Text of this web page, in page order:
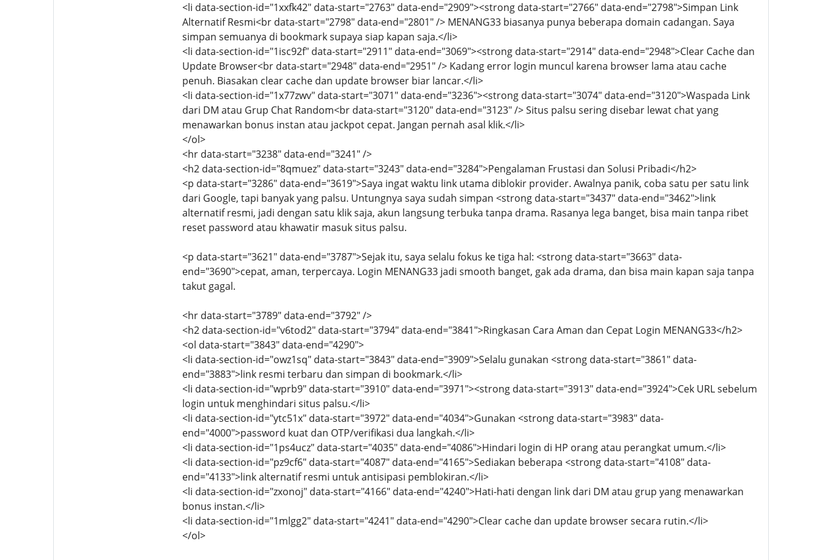
<li data-section-id="1xxfk42" data-start="2763" data-end="2909"><strong data-start="2766" data-end="2798">Simpan Link
Alternatif Resmi<br data-start="2798" data-end="2801" /> MENANG33 biasanya punya beberapa domain cadangan. Saya
simpan semuanya di bookmark supaya siap kapan saja.</li>
<li data-section-id="1isc92f" data-start="2911" data-end="3069"><strong data-start="2914" data-end="2948">Clear Cache dan
Update Browser<br data-start="2948" data-end="2951" /> Kadang error login muncul karena browser lama atau cache
penuh. Biasakan clear cache dan update browser biar lancar.</li>
<li data-section-id="1x77zwv" data-start="3071" data-end="3236"><strong data-start="3074" data-end="3120">Waspada Link
dari DM atau Grup Chat Random<br data-start="3120" data-end="3123" /> Situs palsu sering disebar lewat chat yang
menawarkan bonus instan atau jackpot cepat. Jangan pernah asal klik.</li>
</ol>
<hr data-start="3238" data-end="3241" />
<h2 data-section-id="8qmuez" data-start="3243" data-end="3284">Pengalaman Frustasi dan Solusi Pribadi</h2>
<p data-start="3286" data-end="3619">Saya ingat waktu link utama diblokir provider. Awalnya panik, coba satu per satu link
dari Google, tapi banyak yang palsu. Untungnya saya sudah simpan <strong data-start="3437" data-end="3462">link
alternatif resmi, jadi dengan satu klik saja, akun langsung terbuka tanpa drama. Rasanya lega banget, bisa main tanpa ribet
reset password atau khawatir masuk situs palsu.
<p data-start="3621" data-end="3787">Sejak itu, saya selalu fokus ke tiga hal: <strong data-start="3663" data-
end="3690">cepat, aman, terpercaya. Login MENANG33 jadi smooth banget, gak ada drama, dan bisa main kapan saja tanpa
takut gagal.
<hr data-start="3789" data-end="3792" />
<h2 data-section-id="v6tod2" data-start="3794" data-end="3841">Ringkasan Cara Aman dan Cepat Login MENANG33</h2>
<ol data-start="3843" data-end="4290">
<li data-section-id="owz1sq" data-start="3843" data-end="3909">Selalu gunakan <strong data-start="3861" data-
end="3883">link resmi terbaru dan simpan di bookmark.</li>
<li data-section-id="wprb9" data-start="3910" data-end="3971"><strong data-start="3913" data-end="3924">Cek URL sebelum
login untuk menghindari situs palsu.</li>
<li data-section-id="ytc51x" data-start="3972" data-end="4034">Gunakan <strong data-start="3983" data-
end="4000">password kuat dan OTP/verifikasi dua langkah.</li>
<li data-section-id="1ps4ucz" data-start="4035" data-end="4086">Hindari login di HP orang atau perangkat umum.</li>
<li data-section-id="pz9cf6" data-start="4087" data-end="4165">Sediakan beberapa <strong data-start="4108" data-
end="4133">link alternatif resmi untuk antisipasi pemblokiran.</li>
<li data-section-id="zxonoj" data-start="4166" data-end="4240">Hati-hati dengan link dari DM atau grup yang menawarkan
bonus instan.</li>
<li data-section-id="1mlgg2" data-start="4241" data-end="4290">Clear cache dan update browser secara rutin.</li>
</ol>